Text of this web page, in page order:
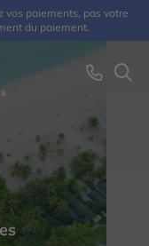
vos paiements, pas votre
du paiement.